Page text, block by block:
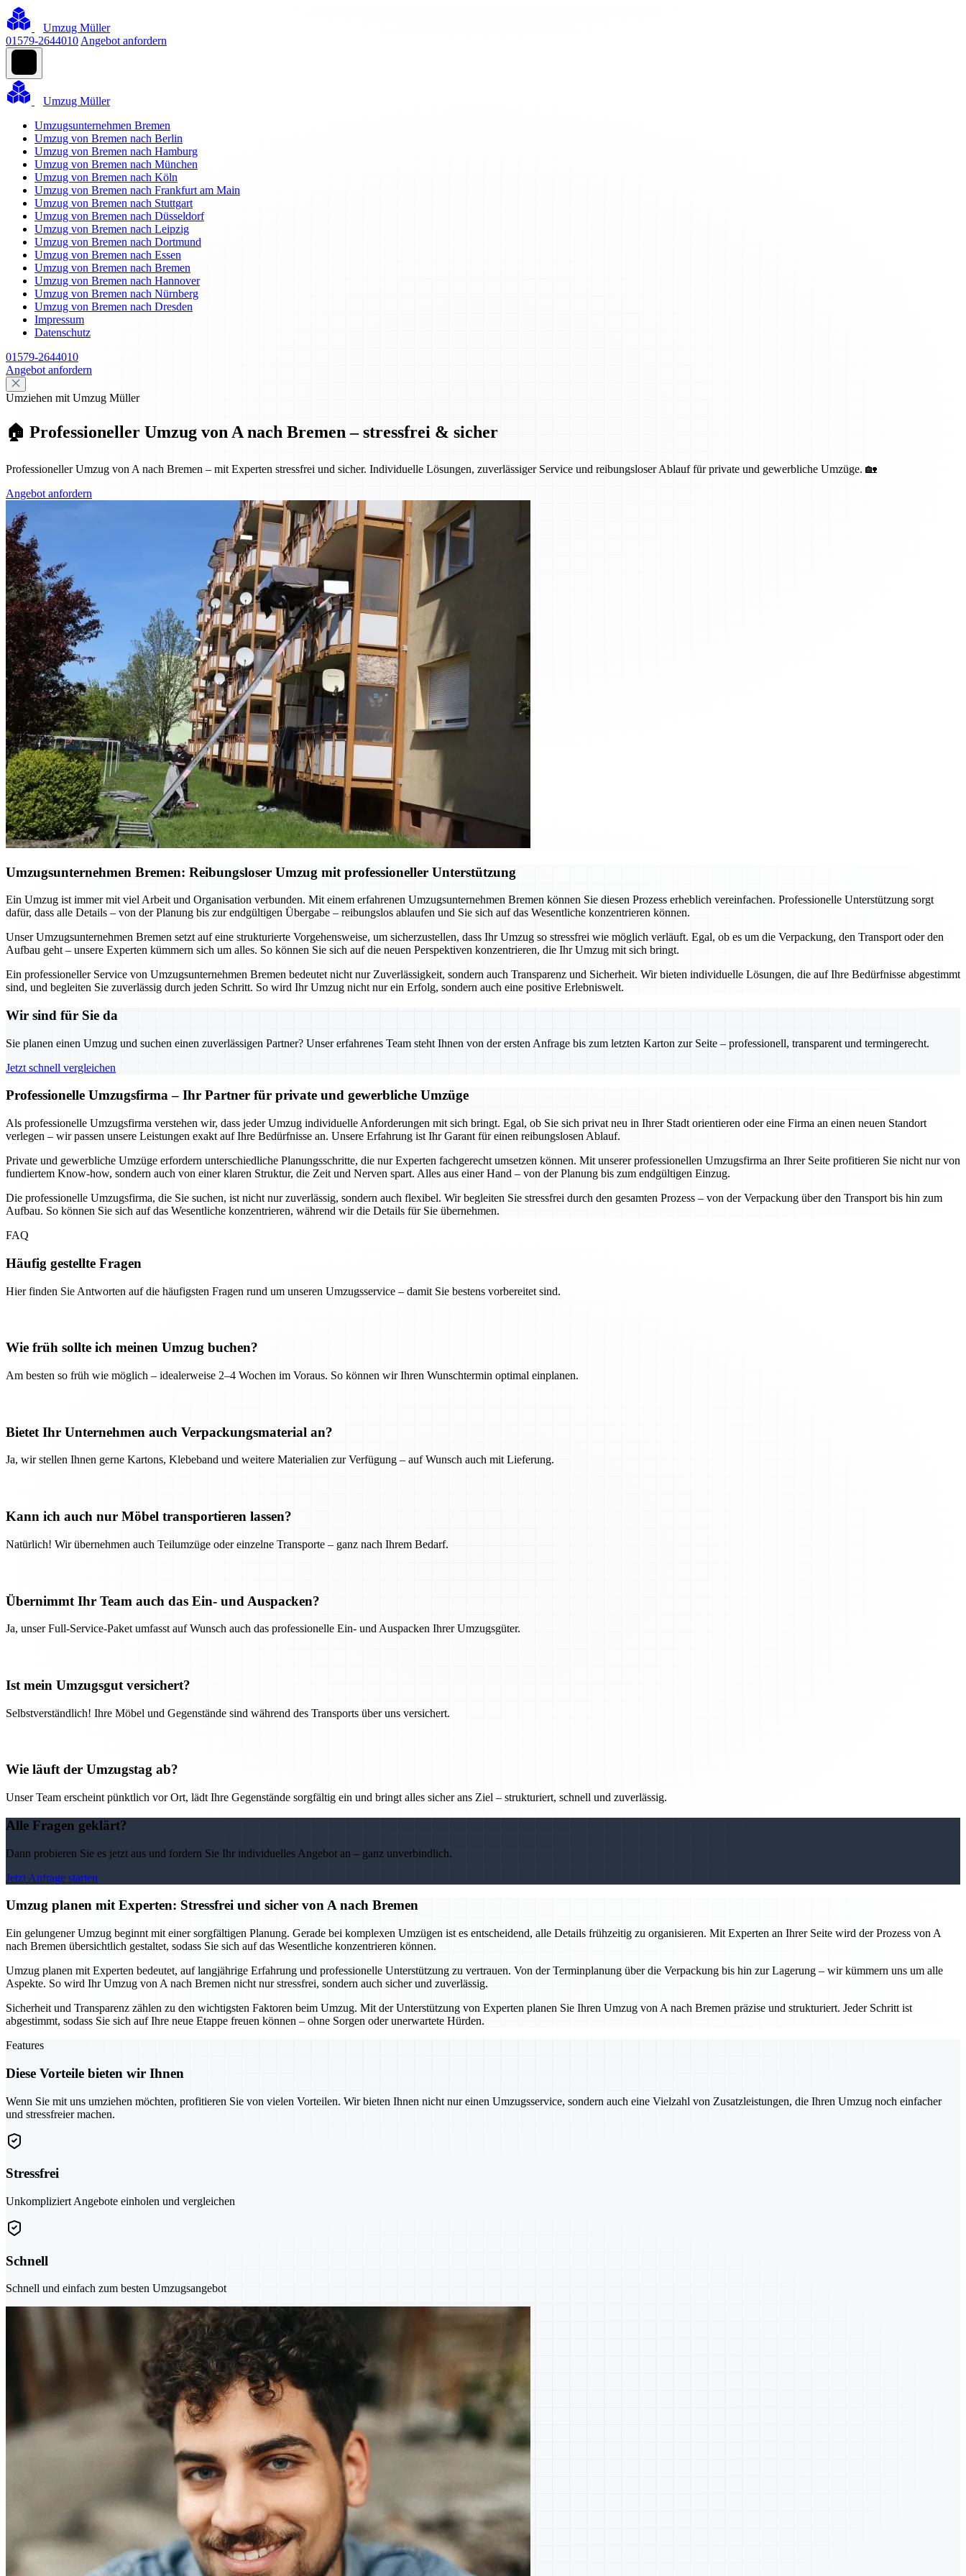
Umzug Müller
01579-2644010 Angebot anfordern
Umzug Müller
Umzugsunternehmen Bremen
Umzug von Bremen nach Berlin
Umzug von Bremen nach Hamburg
Umzug von Bremen nach München
Umzug von Bremen nach Köln
Umzug von Bremen nach Frankfurt am Main
Umzug von Bremen nach Stuttgart
Umzug von Bremen nach Düsseldorf
Umzug von Bremen nach Leipzig
Umzug von Bremen nach Dortmund
Umzug von Bremen nach Essen
Umzug von Bremen nach Bremen
Umzug von Bremen nach Hannover
Umzug von Bremen nach Nürnberg
Umzug von Bremen nach Dresden
Impressum
Datenschutz
01579-2644010
Angebot anfordern
Umziehen mit Umzug Müller
🏠 Professioneller Umzug von A nach Bremen – stressfrei & sicher
Professioneller Umzug von A nach Bremen – mit Experten stressfrei und sicher. Individuelle Lösungen, zuverlässiger Service und reibungsloser Ablauf für private und gewerbliche Umzüge. 🏡
Angebot anfordern
Umzugsunternehmen Bremen: Reibungsloser Umzug mit professioneller Unterstützung
Ein Umzug ist immer mit viel Arbeit und Organisation verbunden. Mit einem erfahrenen Umzugsunternehmen Bremen können Sie diesen Prozess erheblich vereinfachen. Professionelle Unterstützung sorgt
dafür, dass alle Details – von der Planung bis zur endgültigen Übergabe – reibungslos ablaufen und Sie sich auf das Wesentliche konzentrieren können.
Unser Umzugsunternehmen Bremen setzt auf eine strukturierte Vorgehensweise, um sicherzustellen, dass Ihr Umzug so stressfrei wie möglich verläuft. Egal, ob es um die Verpackung, den Transport oder den
Aufbau geht – unsere Experten kümmern sich um alles. So können Sie sich auf die neuen Perspektiven konzentrieren, die Ihr Umzug mit sich bringt.
Ein professioneller Service von Umzugsunternehmen Bremen bedeutet nicht nur Zuverlässigkeit, sondern auch Transparenz und Sicherheit. Wir bieten individuelle Lösungen, die auf Ihre Bedürfnisse abgestimmt
sind, und begleiten Sie zuverlässig durch jeden Schritt. So wird Ihr Umzug nicht nur ein Erfolg, sondern auch eine positive Erlebniswelt.
Wir sind für Sie da
Sie planen einen Umzug und suchen einen zuverlässigen Partner? Unser erfahrenes Team steht Ihnen von der ersten Anfrage bis zum letzten Karton zur Seite – professionell, transparent und termingerecht.
Jetzt schnell vergleichen
Professionelle Umzugsfirma – Ihr Partner für private und gewerbliche Umzüge
Als professionelle Umzugsfirma verstehen wir, dass jeder Umzug individuelle Anforderungen mit sich bringt. Egal, ob Sie sich privat neu in Ihrer Stadt orientieren oder eine Firma an einen neuen Standort
verlegen – wir passen unsere Leistungen exakt auf Ihre Bedürfnisse an. Unsere Erfahrung ist Ihr Garant für einen reibungslosen Ablauf.
Private und gewerbliche Umzüge erfordern unterschiedliche Planungsschritte, die nur Experten fachgerecht umsetzen können. Mit unserer professionellen Umzugsfirma an Ihrer Seite profitieren Sie nicht nur von
fundiertem Know-how, sondern auch von einer klaren Struktur, die Zeit und Nerven spart. Alles aus einer Hand – von der Planung bis zum endgültigen Einzug.
Die professionelle Umzugsfirma, die Sie suchen, ist nicht nur zuverlässig, sondern auch flexibel. Wir begleiten Sie stressfrei durch den gesamten Prozess – von der Verpackung über den Transport bis hin zum
Aufbau. So können Sie sich auf das Wesentliche konzentrieren, während wir die Details für Sie übernehmen.
FAQ
Häufig gestellte Fragen
Hier finden Sie Antworten auf die häufigsten Fragen rund um unseren Umzugsservice – damit Sie bestens vorbereitet sind.
Wie früh sollte ich meinen Umzug buchen?
Am besten so früh wie möglich – idealerweise 2–4 Wochen im Voraus. So können wir Ihren Wunschtermin optimal einplanen.
Bietet Ihr Unternehmen auch Verpackungsmaterial an?
Ja, wir stellen Ihnen gerne Kartons, Klebeband und weitere Materialien zur Verfügung – auf Wunsch auch mit Lieferung.
Kann ich auch nur Möbel transportieren lassen?
Natürlich! Wir übernehmen auch Teilumzüge oder einzelne Transporte – ganz nach Ihrem Bedarf.
Übernimmt Ihr Team auch das Ein- und Auspacken?
Ja, unser Full-Service-Paket umfasst auf Wunsch auch das professionelle Ein- und Auspacken Ihrer Umzugsgüter.
Ist mein Umzugsgut versichert?
Selbstverständlich! Ihre Möbel und Gegenstände sind während des Transports über uns versichert.
Wie läuft der Umzugstag ab?
Unser Team erscheint pünktlich vor Ort, lädt Ihre Gegenstände sorgfältig ein und bringt alles sicher ans Ziel – strukturiert, schnell und zuverlässig.
Alle Fragen geklärt?
Dann probieren Sie es jetzt aus und fordern Sie Ihr individuelles Angebot an – ganz unverbindlich.
Jetzt Anfrage starten
Umzug planen mit Experten: Stressfrei und sicher von A nach Bremen
Ein gelungener Umzug beginnt mit einer sorgfältigen Planung. Gerade bei komplexen Umzügen ist es entscheidend, alle Details frühzeitig zu organisieren. Mit Experten an Ihrer Seite wird der Prozess von A
nach Bremen übersichtlich gestaltet, sodass Sie sich auf das Wesentliche konzentrieren können.
Umzug planen mit Experten bedeutet, auf langjährige Erfahrung und professionelle Unterstützung zu vertrauen. Von der Terminplanung über die Verpackung bis hin zur Lagerung – wir kümmern uns um alle
Aspekte. So wird Ihr Umzug von A nach Bremen nicht nur stressfrei, sondern auch sicher und zuverlässig.
Sicherheit und Transparenz zählen zu den wichtigsten Faktoren beim Umzug. Mit der Unterstützung von Experten planen Sie Ihren Umzug von A nach Bremen präzise und strukturiert. Jeder Schritt ist
abgestimmt, sodass Sie sich auf Ihre neue Etappe freuen können – ohne Sorgen oder unerwartete Hürden.
Features
Diese Vorteile bieten wir Ihnen
Wenn Sie mit uns umziehen möchten, profitieren Sie von vielen Vorteilen. Wir bieten Ihnen nicht nur einen Umzugsservice, sondern auch eine Vielzahl von Zusatzleistungen, die Ihren Umzug noch einfacher
und stressfreier machen.
Stressfrei
Unkompliziert Angebote einholen und vergleichen
Schnell
Schnell und einfach zum besten Umzugsangebot